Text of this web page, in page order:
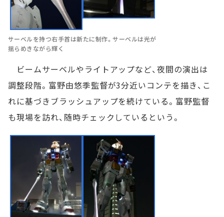
サーベルを持つ右手首は新たに制作。サーベルは光が
揺らめきながら輝く
ビームサーベルやライトアップなど、夜間の演出は
調整段階。富野由悠季監督が3分近いコンテを描き、こ
れに基づきブラッシュアップを続けている。富野監督
も現場を訪れ、随時チェックしているという。